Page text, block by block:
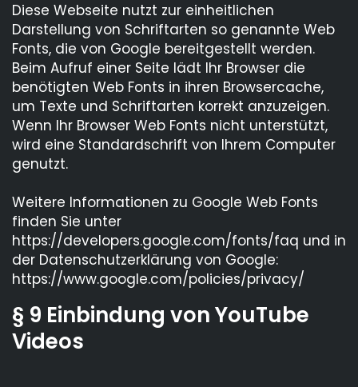
Diese Webseite nutzt zur einheitlichen
Darstellung von Schriftarten so genannte Web
Fonts, die von Google bereitgestellt werden.
Beim Aufruf einer Seite lädt Ihr Browser die
benötigten Web Fonts in ihren Browsercache,
um Texte und Schriftarten korrekt anzuzeigen.
Wenn Ihr Browser Web Fonts nicht unterstützt,
wird eine Standardschrift von Ihrem Computer
genutzt.
Weitere Informationen zu Google Web Fonts
finden Sie unter
https://developers.google.com/fonts/faq und in
der Datenschutzerklärung von Google:
https://www.google.com/policies/privacy/
§ 9 Einbindung von YouTube
Videos